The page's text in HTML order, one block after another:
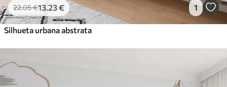
22.05€13 .23€ 1
Silhueta urbana abstrata